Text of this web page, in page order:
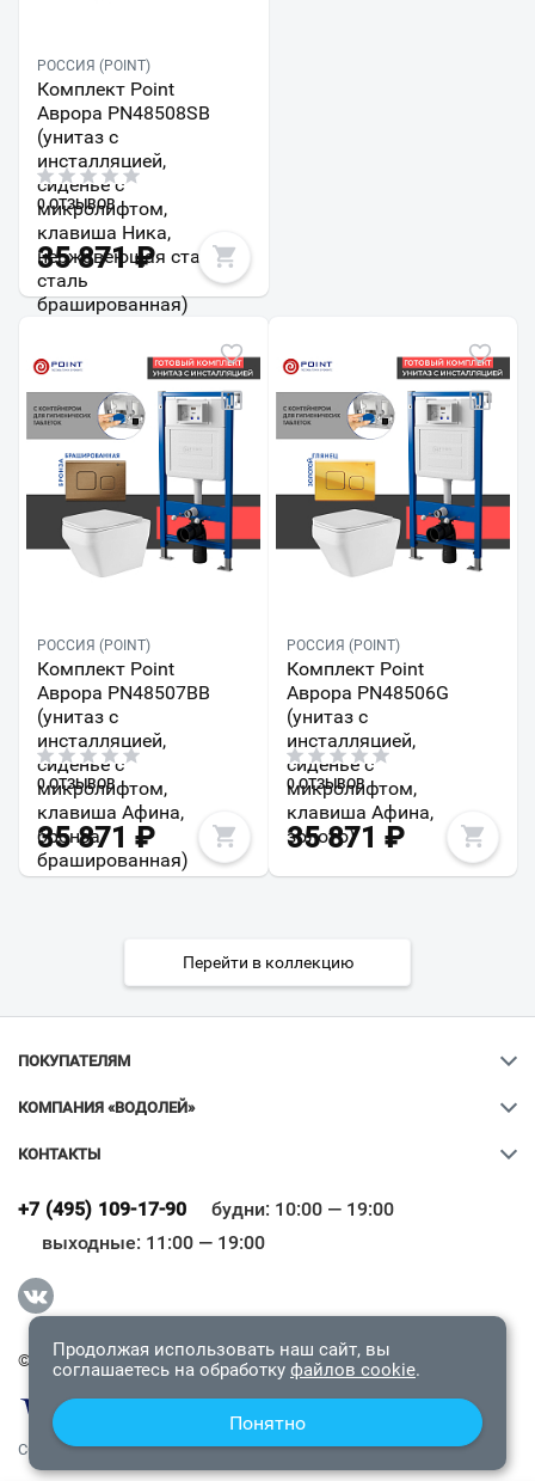
РОССИЯ (POINT)
Комплект Point
Аврора PN48508SB
(унитаз с
инсталляцией,
сиденье с
микролифтом,
клавиша Ника,
нержавеющая сталь,
сталь
брашированная)
0 ОТЗЫВОВ
35 871₽
РОССИЯ (POINT)
Комплект Point
Аврора PN48507BB
(унитаз с
инсталляцией,
сиденье с
микролифтом,
клавиша Афина,
бронза
брашированная)
0 ОТЗЫВОВ
35 871 ₽
РОССИЯ (POINT)
Комплект Point
Аврора PN48506G
(унитаз с
инсталляцией,
сиденье с
микролифтом,
клавиша Афина,
золото)
0 ОТЗЫВОВ
35 871 ₽
Перейти в коллекцию
ПОКУПАТЕЛЯМ
КОМПАНИЯ «ВОДОЛЕЙ»
КОНТАКТЫ
+7 (495) 109-17-90
будни: 10:00 — 19:00
выходные: 11:00 — 19:00
© 2009-2026 «Водолей Онлайн». Все права защищены.
СОГЛАШЕНИЕ О КОНФИДЕНЦИАЛЬНОСТИ
Всё верно
Продолжая использовать наш сайт, вы
соглашаетесь на обработку файлов cookie.
Понятно